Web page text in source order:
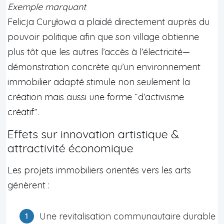
Exemple marquant
Felicja Curyłowa a plaidé directement auprès du
pouvoir politique afin que son village obtienne
plus tôt que les autres l’accès à l’électricité—
démonstration concrète qu’un environnement
immobilier adapté stimule non seulement la
création mais aussi une forme “d’activisme
créatif”.
Effets sur innovation artistique &
attractivité économique
Les projets immobiliers orientés vers les arts
génèrent :
Une revitalisation communautaire durable